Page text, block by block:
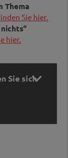
Thema
Sie hier.
hier.
Sie sich
